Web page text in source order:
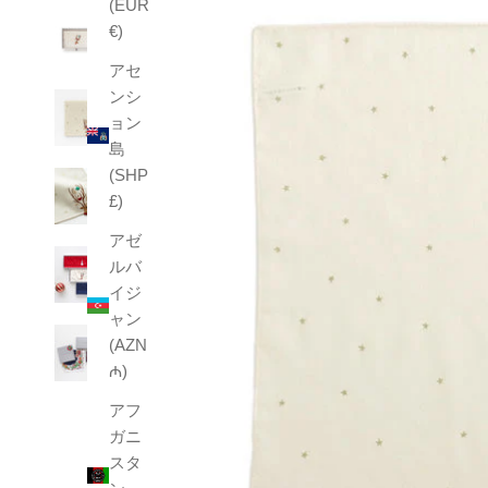
(EUR
€)
アセ
ンシ
ョン
島
(SHP
£)
アゼ
ルバ
イジ
ャン
(AZN
₼)
アフ
ガニ
スタ